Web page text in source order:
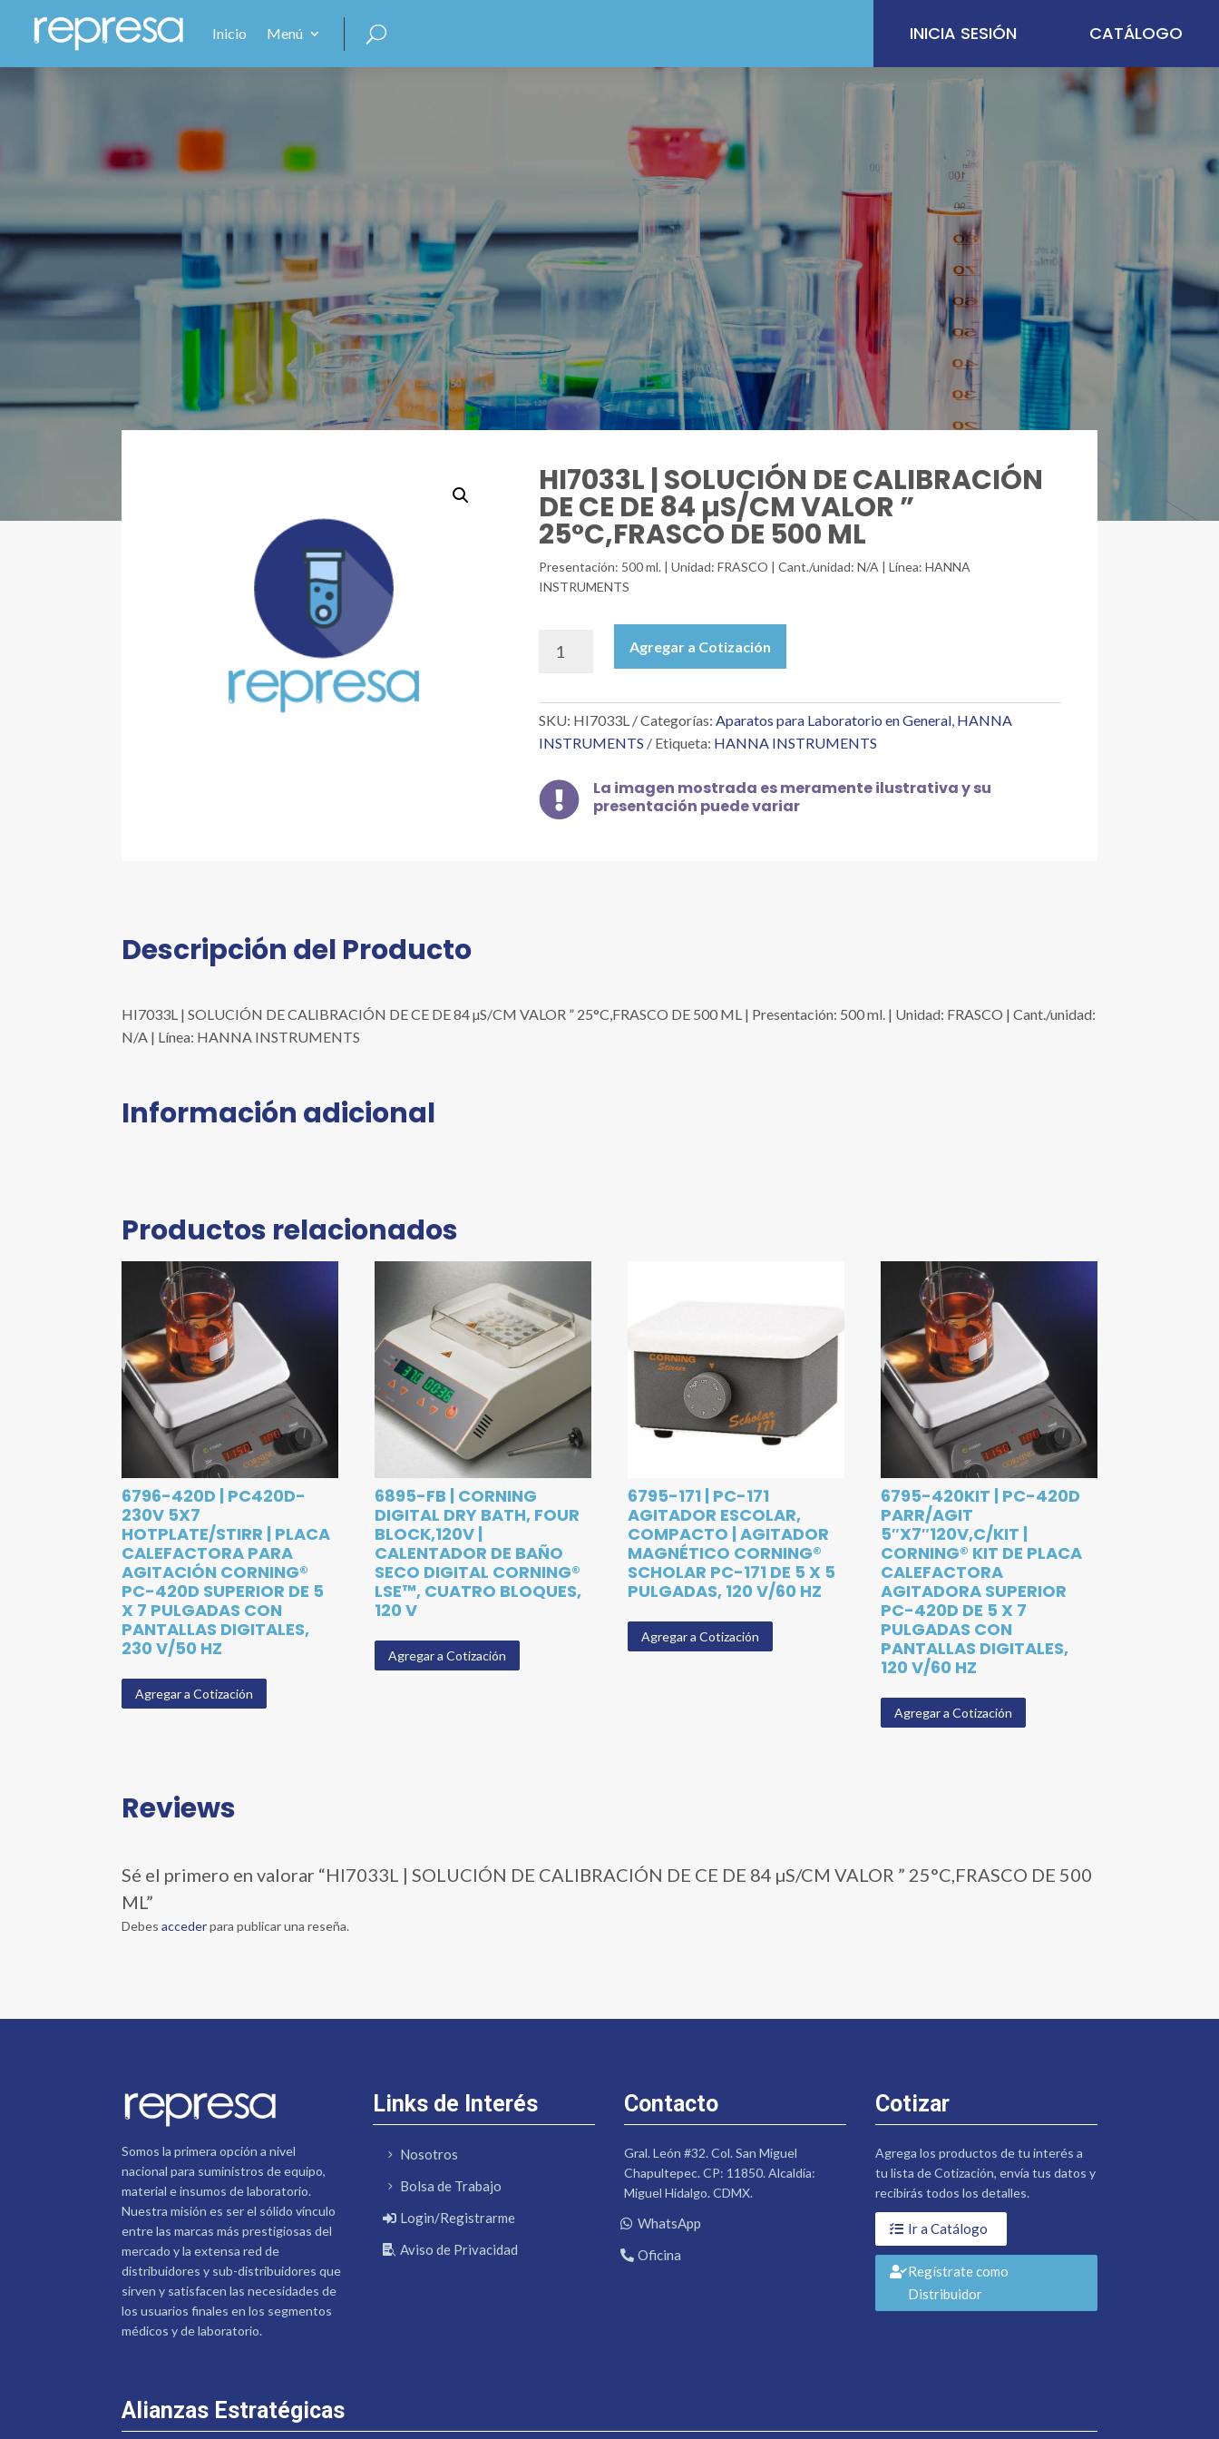
Inicio Menú INICIA SESIÓN CATÁLOGO
HI7033L | SOLUCIÓN DE CALIBRACIÓN
DE CE DE 84 µS/CM VALOR ”
25°C,FRASCO DE 500 ML
Presentación: 500 ml. | Unidad: FRASCO | Cant./unidad: N/A | Línea: HANNA
INSTRUMENTS
DE
CALIBRACIÓN
DE
DE
84
µS/CM
Agregar a Cotización
SKU: HI7033L Categorías:Aparatos para Laboratorio en General, HANNA
INSTRUMENTS
Etiqueta: HANNA INSTRUMENTS

La imagen mostrada es meramente ilustrativa y su
presentación puede variar
Descripción del Producto
HI7033L | SOLUCIÓN DE CALIBRACIÓN DE CE DE 84 µS/CM VALOR ” 25°C,FRASCO DE 500 ML | Presentación: 500 ml. | Unidad: FRASCO | Cant./unidad:
N/A | Línea: HANNA INSTRUMENTS
Información adicional
Productos relacionados
6796-420D | PC420D-
230V 5X7
HOTPLATE/STIRR | PLACA
CALEFACTORA PARA
AGITACIÓN CORNING®
PC-420D SUPERIOR DE 5
X 7 PULGADAS CON
PANTALLAS DIGITALES,
230 V/50 HZ
Agregar a Cotización
6895-FB | CORNING
DIGITAL DRY BATH, FOUR
BLOCK,120V |
CALENTADOR DE BAÑO
SECO DIGITAL CORNING®
LSE™, CUATRO BLOQUES,
120 V
Agregar a Cotización
6795-171 | PC-171
AGITADOR ESCOLAR,
COMPACTO | AGITADOR
MAGNÉTICO CORNING®
SCHOLAR PC-171 DE 5 X 5
PULGADAS, 120 V/60 HZ
Agregar a Cotización
6795-420KIT | PC-420D
PARR/AGIT
5″X7″120V,C/KIT |
CORNING® KIT DE PLACA
CALEFACTORA
AGITADORA SUPERIOR
PC-420D DE 5 X 7
PULGADAS CON
PANTALLAS DIGITALES,
120 V/60 HZ
Agregar a Cotización
Reviews
Sé el primero en valorar “HI7033L | SOLUCIÓN DE CALIBRACIÓN DE CE DE 84 µS/CM VALOR ” 25°C,FRASCO DE 500
ML”
Debesaccederpara publicar una reseña.
Somos la primera opción a nivel
nacional para suministros de equipo,
material e insumos de laboratorio.
Nuestra misión es ser el sólido vínculo
entre las marcas más prestigiosas del
mercado y la extensa red de
distribuidores y sub-distribuidores que
sirven y satisfacen las necesidades de
los usuarios finales en los segmentos
médicos y de laboratorio.
Links de Interés
Nosotros
Bolsa de Trabajo
Login/Registrarme
Aviso de Privacidad
Contacto
Gral. León #32. Col. San Miguel
Chapultepec. CP: 11850. Alcaldía:
Miguel Hidalgo. CDMX.
WhatsApp
Oficina
Cotizar
Agrega los productos de tu interés a
tu lista de Cotización, envía tus datos y
recibirás todos los detalles.
Ir a Catálogo
Regístrate como
Distribuidor
Alianzas Estratégicas